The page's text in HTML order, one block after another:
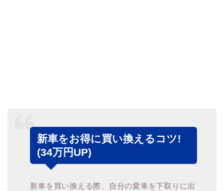
新車をお得に買い換えるコツ!
(34万円UP)
新車を買い換える際、自分の愛車を下取りに出